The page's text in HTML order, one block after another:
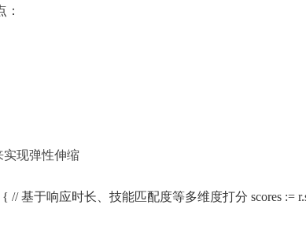
实现弹性伸缩
// 基于响应时长、技能匹配度等多维度打分 scores :=